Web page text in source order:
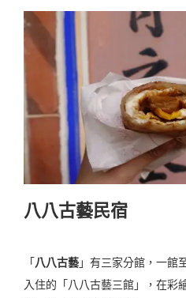
八八古藝民宿
「八八古藝」有三家分館，一館
入住的「八八古藝三館」，在彩